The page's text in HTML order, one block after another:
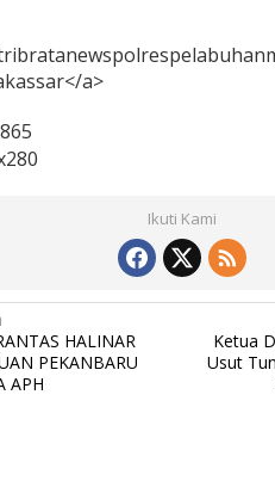
a>
Ikuti Kami
HALINAR
PEKANBARU
APH
Ketua
Usut